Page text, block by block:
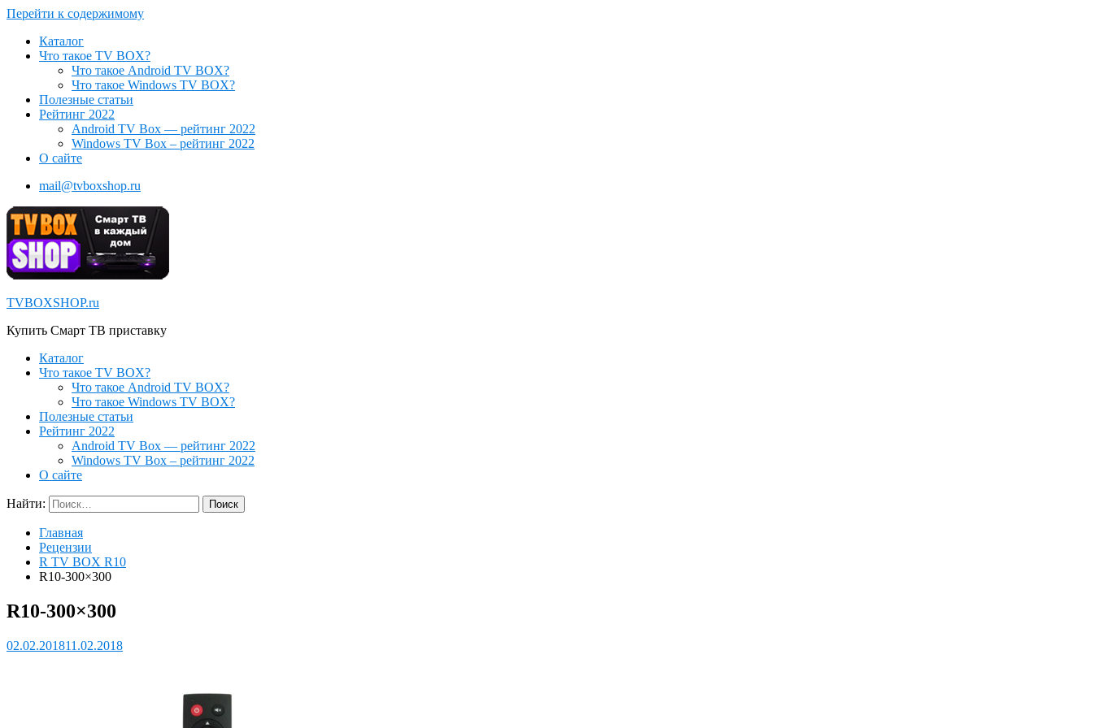
Перейти к содержимому
Каталог
Что такое TV BOX?
Что такое Android TV BOX?
Что такое Windows TV BOX?
Полезные статьи
Рейтинг 2022
Android TV Box — рейтинг 2022
Windows TV Box – рейтинг 2022
О сайте
mail@tvboxshop.ru
TVBOXSHOP.ru
Купить Смарт ТВ приставку
Каталог
Что такое TV BOX?
Что такое Android TV BOX?
Что такое Windows TV BOX?
Полезные статьи
Рейтинг 2022
Android TV Box — рейтинг 2022
Windows TV Box – рейтинг 2022
О сайте
Найти:
Главная
Рецензии
R TV BOX R10
R10-300×300
R10-300×300
02.02.201811.02.2018